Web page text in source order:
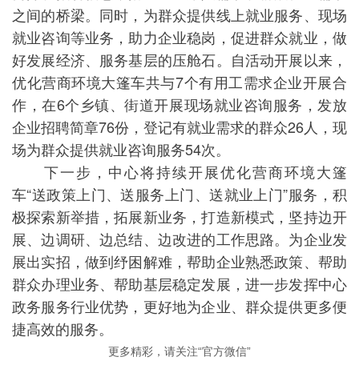
之间的桥梁。同时，为群众提供线上就业服务、现场
就业咨询等业务，助力企业稳岗，促进群众就业，做
好发展经济、服务基层的压舱石。自活动开展以来，
优化营商环境大篷车共与7个有用工需求企业开展合
作，在6个乡镇、街道开展现场就业咨询服务，发放
企业招聘简章76份，登记有就业需求的群众26人，现
场为群众提供就业咨询服务54次。
下一步，中心将持续开展优化营商环境大篷
车“送政策上门、送服务上门、送就业上门”服务，积
极探索新举措，拓展新业务，打造新模式，坚持边开
展、边调研、边总结、边改进的工作思路。为企业发
展出实招，做到纾困解难，帮助企业熟悉政策、帮助
群众办理业务、帮助基层稳定发展，进一步发挥中心
政务服务行业优势，更好地为企业、群众提供更多便
捷高效的服务。
更多精彩，请关注“官方微信”